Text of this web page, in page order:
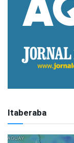
Itaberaba